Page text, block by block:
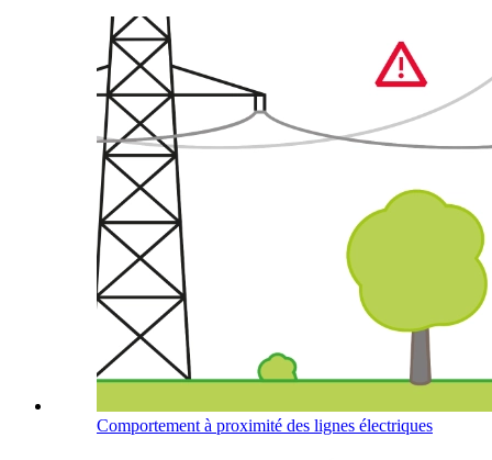
Comportement à proximité des lignes électriques